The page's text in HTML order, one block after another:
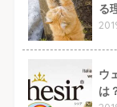
る
ウ
は